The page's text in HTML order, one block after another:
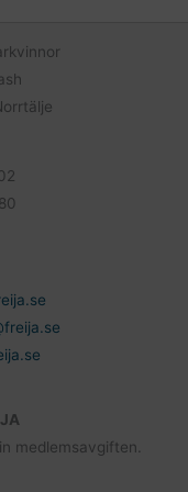
medlemsavgiften.